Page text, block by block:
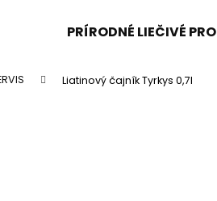
PRÍRODNÉ LIEČIVÉ
Liatinový čajník Tyrkys 0,7l